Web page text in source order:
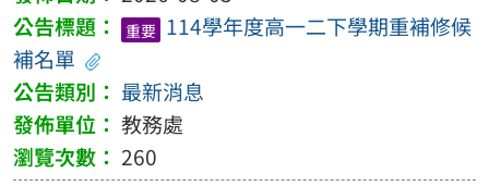
重要 114學年度高一二下學期重補修候
補名單
最新消息
教務處
260